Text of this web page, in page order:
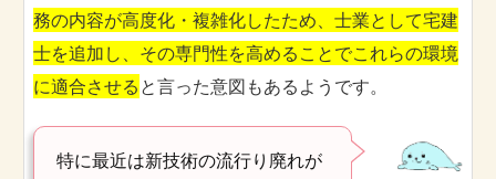
務の内容が高度化・複雑化したため、士業として宅建
士を追加し、その専門性を高めることでこれらの環境
に適合させると言った意図もあるようです。
特に最近は新技術の流行り廃れが